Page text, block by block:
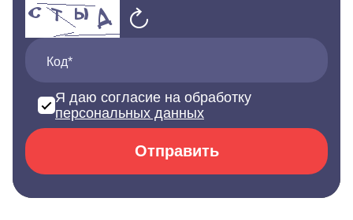
Код*
Я даю согласие на обработку
персональных данных
Отправить